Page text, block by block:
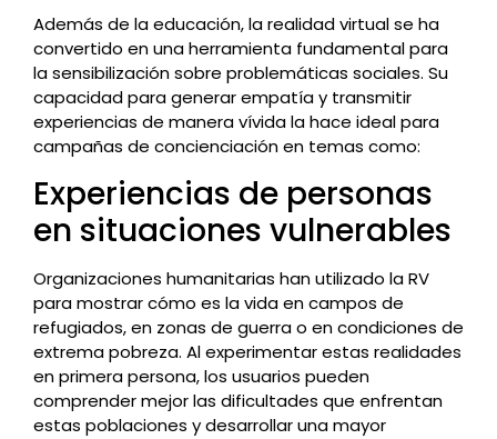
Además de la educación, la realidad virtual se ha
convertido en una herramienta fundamental para
la sensibilización sobre problemáticas sociales. Su
capacidad para generar empatía y transmitir
experiencias de manera vívida la hace ideal para
campañas de concienciación en temas como:
Experiencias de personas
en situaciones vulnerables
Organizaciones humanitarias han utilizado la RV
para mostrar cómo es la vida en campos de
refugiados, en zonas de guerra o en condiciones de
extrema pobreza. Al experimentar estas realidades
en primera persona, los usuarios pueden
comprender mejor las dificultades que enfrentan
estas poblaciones y desarrollar una mayor